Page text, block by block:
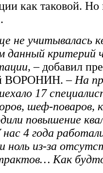
как таковой. Но
не учитывалась
данный критерий
– добавил
ВОРОНИН.– На
17
шеф-поваров,
повышение
4 года
ноль из-за
Как